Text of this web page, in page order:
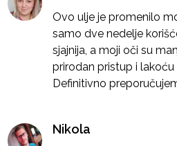
Ovo ulje je promenilo
samo dve nedelje
sjajnija, a moji oči su
prirodan pristup i
Definitivno
Nikola